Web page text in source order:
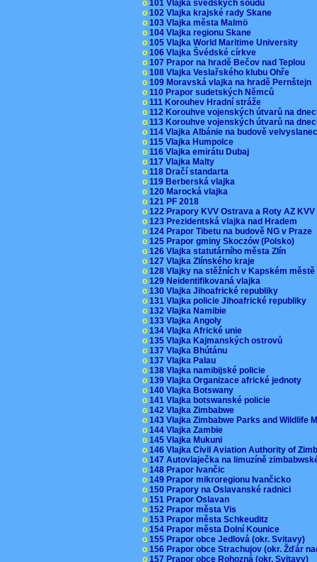
o 101 Vlajka švédských soudů
o 102 Vlajka krajské rady Skane
o 103 Vlajka města Malmö
o 104 Vlajka regionu Skane
o 105 Vlajka World Maritime University
o 106 Vlajka Švédské církve
o 107 Prapor na hradě Bečov nad Teplou
o 108 Vlajka Veslařského klubu Ohře
o 109 Moravská vlajka na hradě Pernštejn
o 110 Prapor sudetských Němců
o 111 Korouhev Hradní stráže
o 112 Korouhve vojenských útvarů na
o 113 Korouhve vojenských útvarů na
o 114 Vlajka Albánie na budově
o 115 Vlajka Humpolce
o 116 Vlajka emirátu Dubaj
o 117 Vlajka Malty
o 118 Dračí standarta
o 119 Berberská vlajka
o 120 Marocká vlajka
o 121 PF 2018
o 122 Prapory KVV Ostrava a Roty AZ
o 123 Prezidentská vlajka nad Hradem
o 124 Prapor Tibetu na budově NG v Praze
o 125 Prapor gminy Skoczów (Polsko)
o 126 Vlajka statutárního města Zlín
o 127 Vlajka Zlínského kraje
o 128 Vlajky na stěžních v Kapském
o 129 Neidentifikovaná vlajka
o 130 Vlajka Jihoafrické republiky
o 131 Vlajka policie Jihoafrické republiky
o 132 Vlajka Namibie
o 133 Vlajka Angoly
o 134 Vlajka Africké unie
o 135 Vlajka Kajmanských ostrovů
o 137 Vlajka Bhútánu
o 137 Vlajka Palau
o 138 Vlajka namibijské policie
o 139 Vlajka Organizace africké jednoty
o 140 Vlajka Botswany
o 141 Vlajka botswanské policie
o 142 Vlajka Zimbabwe
o 143 Vlajka Zimbabwe Parks and Wildlife
o 144 Vlajka Zambie
o 145 Vlajka Mukuni
o 146 Vlajka Civil Aviation Authority of
o 147 Autovlaječka na limuzíně
o 148 Prapor Ivančic
o 149 Prapor mikroregionu Ivančicko
o 150 Prapory na Oslavanské radnici
o 151 Prapor Oslavan
o 152 Prapor města Vis
o 153 Prapor města Schkeuditz
o 154 Prapor města Dolní Kounice
o 155 Prapor obce Jedlová (okr. Svitavy)
o 156 Prapor obce Strachujov (okr. Žďár
o 157 Prapor obce Rohozná (okr. Svitavy)